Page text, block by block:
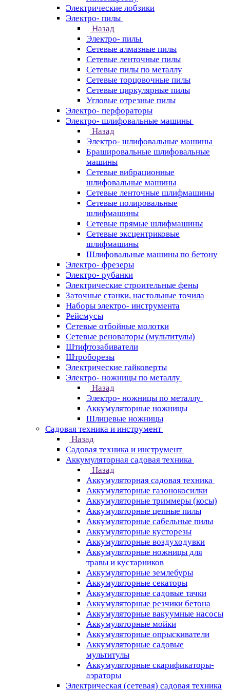
Электрические лобзики
Электро- пилы
Назад
Электро- пилы
Сетевые алмазные пилы
Сетевые ленточные пилы
Сетевые пилы по металлу
Сетевые торцовочные пилы
Сетевые циркулярные пилы
Угловые отрезные пилы
Электро- перфораторы
Электро- шлифовальные машины
Назад
Электро- шлифовальные машины
Брашировальные шлифовальные
машины
Сетевые вибрационные
шлифовальные машины
Сетевые ленточные шлифмашины
Сетевые полировальные
шлифмашины
Сетевые прямые шлифмашины
Сетевые эксцентриковые
шлифмашины
Шлифовальные машины по бетону
Электро- фрезеры
Электро- рубанки
Электрические строительные фены
Заточные станки, настольные точила
Наборы электро- инструмента
Рейсмусы
Сетевые отбойные молотки
Сетевые реноваторы (мультитулы)
Штифтозабиватели
Штроборезы
Электрические гайковерты
Электро- ножницы по металлу
Назад
Электро- ножницы по металлу
Аккумуляторные ножницы
Шлицевые ножницы
Cадовая техника и инструмент
Назад
Cадовая техника и инструмент
Аккумуляторная садовая техника
Назад
Аккумуляторная садовая техника
Аккумуляторные газонокосилки
Аккумуляторные триммеры (косы)
Аккумуляторные цепные пилы
Аккумуляторные сабельные пилы
Аккумуляторные кусторезы
Аккумуляторные воздуходувки
Аккумуляторные ножницы для
травы и кустарников
Аккумуляторные землебуры
Аккумуляторные секаторы
Аккумуляторные садовые тачки
Аккумуляторные резчики бетона
Аккумуляторные вакуумные насосы
Аккумуляторные мойки
Аккумуляторные опрыскиватели
Аккумуляторные садовые
мультитулы
Аккумуляторные скарификаторы-
аэраторы
Электрическая (сетевая) садовая техника